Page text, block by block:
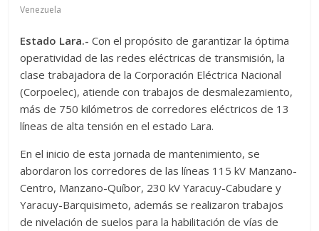
Venezuela
Estado Lara.-Con el propósito de garantizar la óptima
operatividad de las redes eléctricas de transmisión, la
clase trabajadora de la Corporación Eléctrica Nacional
(Corpoelec), atiende con trabajos de desmalezamiento,
más de 750 kilómetros de corredores eléctricos de 13
líneas de alta tensión en el estado Lara.
En el inicio de esta jornada de mantenimiento, se
abordaron los corredores de las líneas 115 kV Manzano-
Centro, Manzano-Quíbor, 230 kV Yaracuy-Cabudare y
Yaracuy-Barquisimeto, además se realizaron trabajos
de nivelación de suelos para la habilitación de vías de